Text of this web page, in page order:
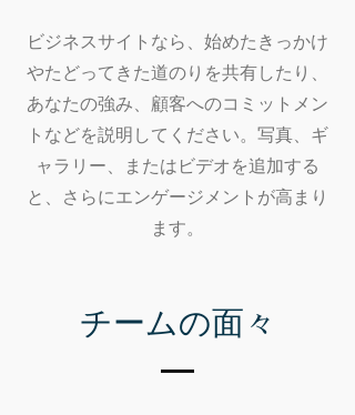
ビジネスサイトなら、始めたきっかけ
やたどってきた道のりを共有したり、
あなたの強み、顧客へのコミットメン
トなどを説明してください。写真、ギ
ャラリー、またはビデオを追加する
と、さらにエンゲージメントが高まり
ます。
チームの面々